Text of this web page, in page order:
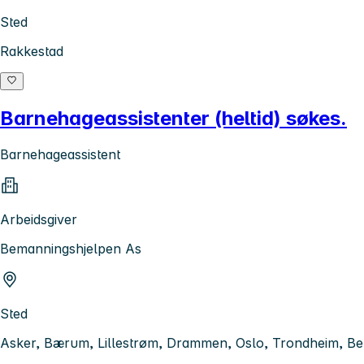
Sted
Rakkestad
Barnehageassistenter (heltid) søkes.
Barnehageassistent
Arbeidsgiver
Bemanningshjelpen As
Sted
Asker, Bærum, Lillestrøm, Drammen, Oslo, Trondheim,